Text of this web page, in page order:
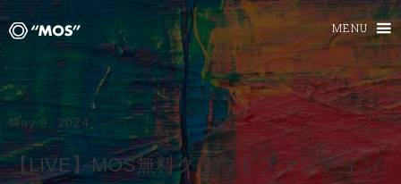
MENU
May 9, 2024
【LIVE】MOS無料クラウドファンディン